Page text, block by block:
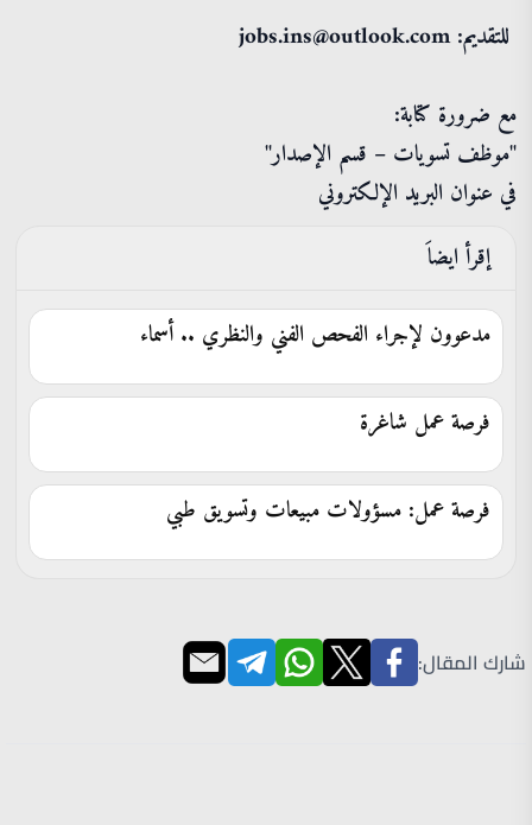
️ للتقديم: jobs.ins@outlook.com
مع ضرورة كتابة:
"موظف تسويات – قسم الإصدار"
في عنوان البريد الإلكتروني
إقرأ ايضاَ
مدعوون لإجراء الفحص الفني والنظري .. أسماء
فرصة عمل شاغرة
فرصة عمل: مسؤولات مبيعات وتسويق طبي
شارك المقال: